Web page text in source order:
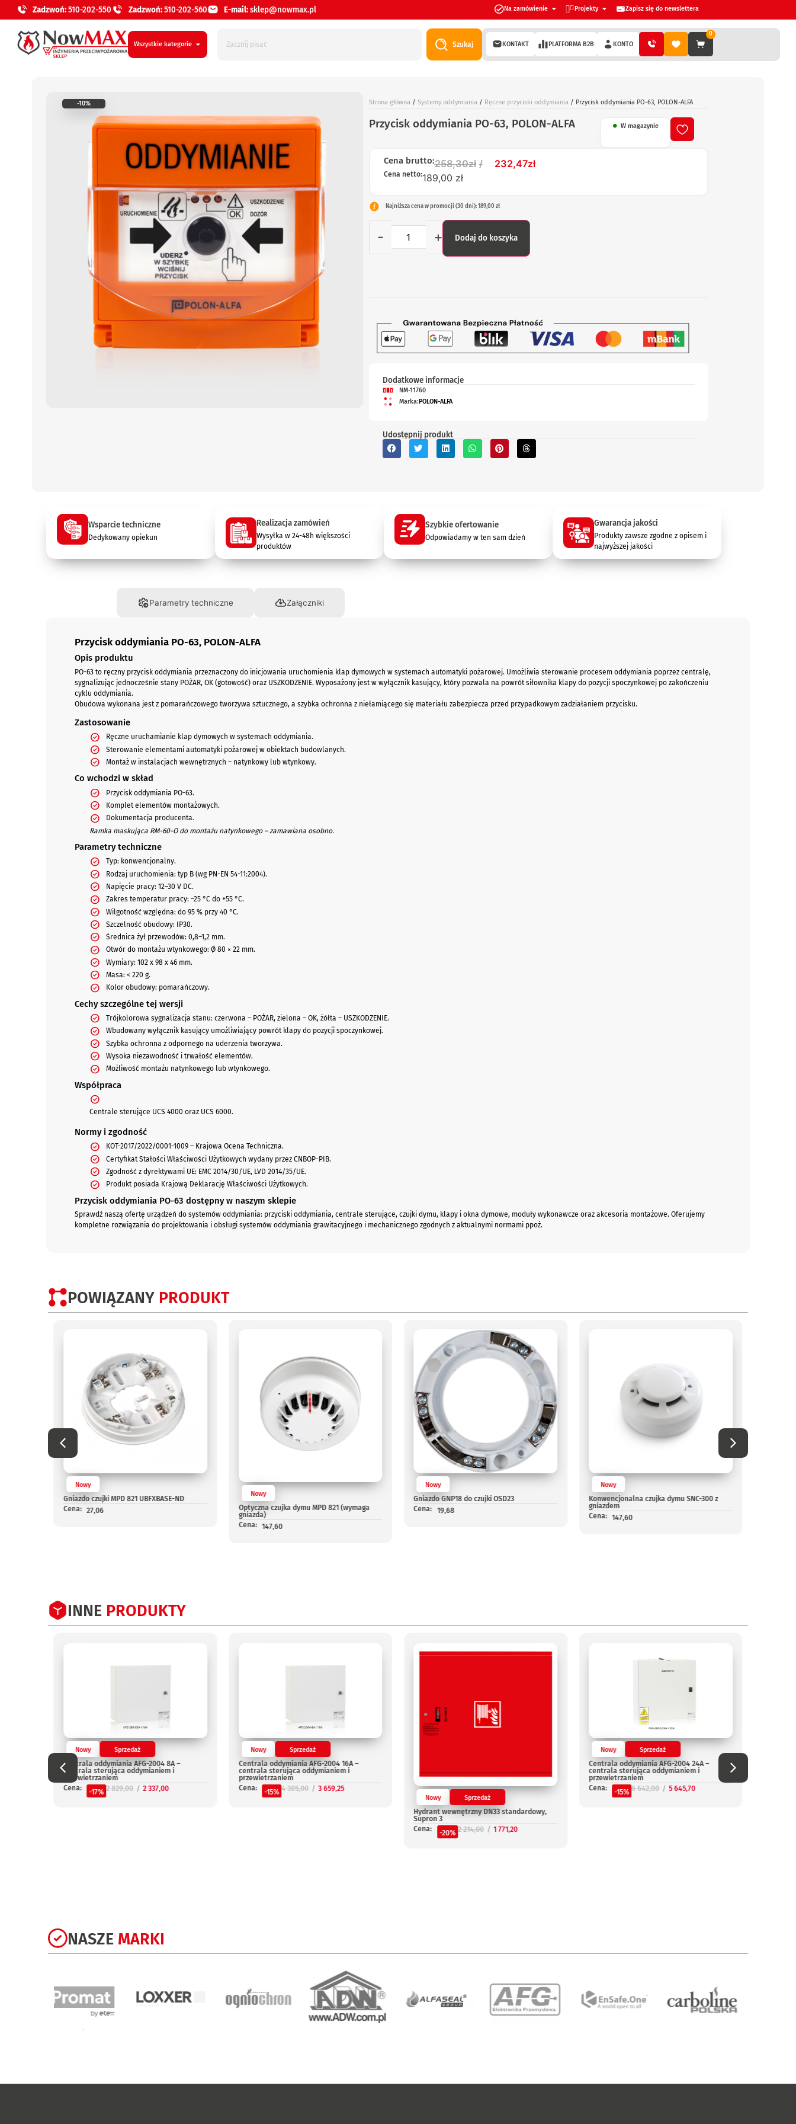
Zadzwoń:510-202-550 Zadzwoń:510-202-560 E-mail:sklep@nowmax.pl Na zamówienie Projekty Zapisz się do newslettera
Wszystkie kategorie Szukaj KONTAKT PLATFORMA B2B KONTO
0
-10% Strona główna/ Systemy oddymiania/ Ręczne przyciski oddymiania/ Przycisk oddymiania PO-63, POLON-ALFA
Przycisk oddymiania PO-63, POLON-ALFA W magazynie
Cena brutto:258,30zł 232,47zł
Cena netto:189,00 zł
Najniższa cena w promocji (30 dni): 189,00 zł
- + Dodaj do koszyka
Dodatkowe informacje
NM-11760
Marka:POLON-ALFA
Udostępnij produkt
Wsparcie techniczne
Dedykowany opiekun
Realizacja zamówień
Wysyłka w 24-48h większości
produktów
Szybkie ofertowanie
Odpowiadamy w ten sam dzień
Gwarancja jakości
Produkty zawsze zgodne z opisem i
najwyższej jakości
Parametry techniczne Załączniki
Przycisk oddymiania PO-63, POLON-ALFA
Opis produktu
PO-63 to ręczny przycisk oddymiania przeznaczony do inicjowania uruchomienia klap dymowych w systemach automatyki pożarowej. Umożliwia sterowanie procesem oddymiania poprzez centralę,
sygnalizując jednocześnie stany POŻAR, OK (gotowość) oraz USZKODZENIE. Wyposażony jest w wyłącznik kasujący, który pozwala na powrót siłownika klapy do pozycji spoczynkowej po zakończeniu
cyklu oddymiania.
Obudowa wykonana jest z pomarańczowego tworzywa sztucznego, a szybka ochronna z niełamiącego się materiału zabezpiecza przed przypadkowym zadziałaniem przycisku.
Zastosowanie
Ręczne uruchamianie klap dymowych w systemach oddymiania.
Sterowanie elementami automatyki pożarowej w obiektach budowlanych.
Montaż w instalacjach wewnętrznych – natynkowy lub wtynkowy.
Co wchodzi w skład
Przycisk oddymiania PO-63.
Komplet elementów montażowych.
Dokumentacja producenta.
Ramka maskująca RM-60-O do montażu natynkowego – zamawiana osobno.
Parametry techniczne
Typ: konwencjonalny.
Rodzaj uruchomienia: typ B (wg PN-EN 54-11:2004).
Napięcie pracy: 12–30 V DC.
Zakres temperatur pracy: –25 °C do +55 °C.
Wilgotność względna: do 95 % przy 40 °C.
Szczelność obudowy: IP30.
Średnica żył przewodów: 0,8–1,2 mm.
Otwór do montażu wtynkowego: Ø 80 × 22 mm.
Wymiary: 102 x 98 x 46 mm.
Masa: < 220 g.
Kolor obudowy: pomarańczowy.
Cechy szczególne tej wersji
Trójkolorowa sygnalizacja stanu: czerwona – POŻAR, zielona – OK, żółta – USZKODZENIE.
Wbudowany wyłącznik kasujący umożliwiający powrót klapy do pozycji spoczynkowej.
Szybka ochronna z odpornego na uderzenia tworzywa.
Wysoka niezawodność i trwałość elementów.
Możliwość montażu natynkowego lub wtynkowego.
Współpraca
Centrale sterujące UCS 4000 oraz UCS 6000.
Normy i zgodność
KOT-2017/2022/0001-1009 – Krajowa Ocena Techniczna.
Certyfikat Stałości Właściwości Użytkowych wydany przez CNBOP-PIB.
Zgodność z dyrektywami UE: EMC 2014/30/UE, LVD 2014/35/UE.
Produkt posiada Krajową Deklarację Właściwości Użytkowych.
Przycisk oddymiania PO-63 dostępny w naszym sklepie
Sprawdź naszą ofertę urządzeń do systemów oddymiania: przyciski oddymiania, centrale sterujące, czujki dymu, klapy i okna dymowe, moduły wykonawcze oraz akcesoria montażowe. Oferujemy
kompletne rozwiązania do projektowania i obsługi systemów oddymiania grawitacyjnego i mechanicznego zgodnych z aktualnymi normami ppoż.
POWIĄZANY PRODUKT
Nowy
Gniazdo czujki MPD 821 UBFXBASE-ND
Cena:
27,06
Nowy
Optyczna czujka dymu MPD 821 (wymaga
gniazda)
Cena: 147,60
Nowy
Gniazdo GNP18 do czujki OSD23
Cena:
19,68
Nowy
Konwencjonalna czujka dymu SNC-300 z
gniazdem
Cena:
147,60
INNE PRODUKTY
Nowy Sprzedaż
Centrala oddymiania AFG-2004 8A –
centrala sterująca oddymianiem i
przewietrzaniem
Cena:
-17% 2 829,00 2 337,00
Nowy Sprzedaż
Centrala oddymiania AFG-2004 16A –
centrala sterująca oddymianiem i
przewietrzaniem
Cena:
-15% 4 305,00 3 659,25
Nowy Sprzedaż
Hydrant wewnętrzny DN33 standardowy,
Supron 3
Cena:
-20% 2 214,00 1 771,20
Nowy Sprzedaż
Centrala oddymiania AFG-2004 24A –
centrala sterująca oddymianiem i
przewietrzaniem
Cena:
-15% 6 642,00 5 645,70
NASZE MARKI